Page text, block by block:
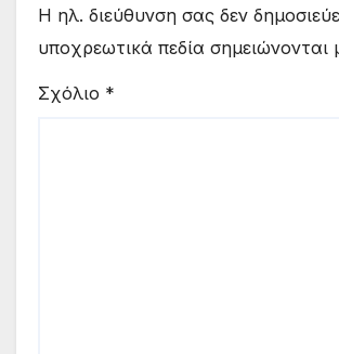
Η ηλ. διεύθυνση σας δεν
υποχρεωτικά πεδία σημειώνονται
Σχόλιο *